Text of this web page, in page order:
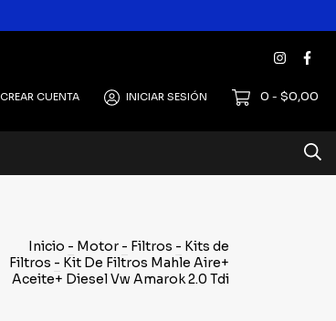
CREAR CUENTA INICIAR SESIÓN 0 - $0,00
Inicio - Motor - Filtros - Kits de
Filtros - Kit De Filtros Mahle Aire+
Aceite+ Diesel Vw Amarok 2.0 Tdi